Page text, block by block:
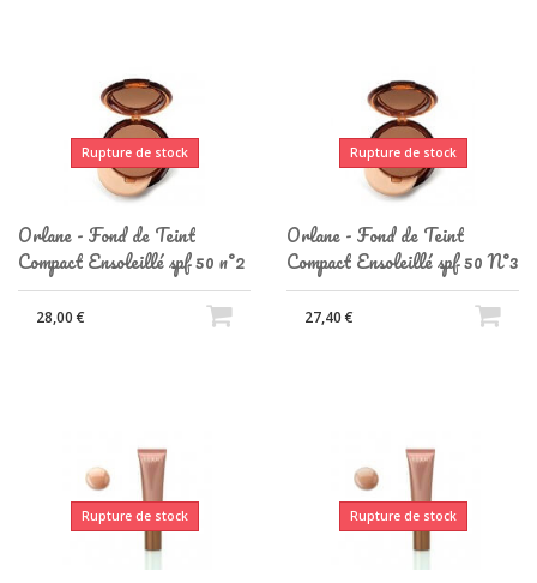
Rupture de stock
Orlane - Fond de Teint
Compact Ensoleillé spf 50 n°2
28,00 €
Rupture de stock
Orlane - Fond de Teint
Compact Ensoleillé spf 50 N°3
27,40 €
Rupture de stock Rupture de stock